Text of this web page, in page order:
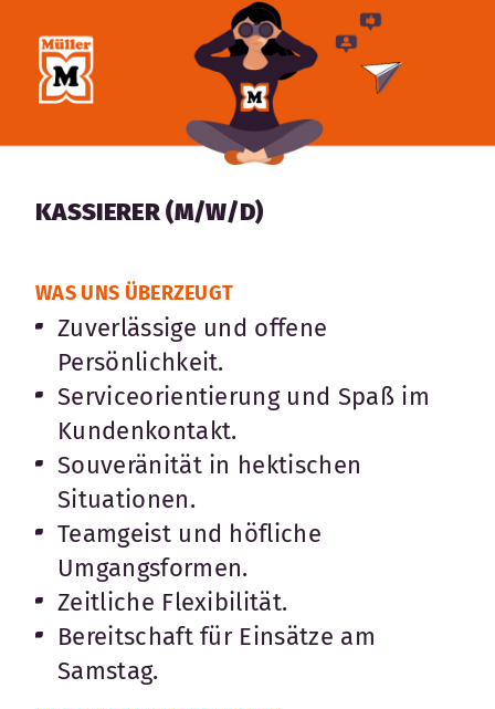
KASSIERER (M/W/D)
WAS UNS ÜBERZEUGT
Zuverlässige und offene
Persönlichkeit.
Serviceorientierung und Spaß im
Kundenkontakt.
Souveränität in hektischen
Situationen.
Teamgeist und höfliche
Umgangsformen.
Zeitliche Flexibilität.
Bereitschaft für Einsätze am
Samstag.